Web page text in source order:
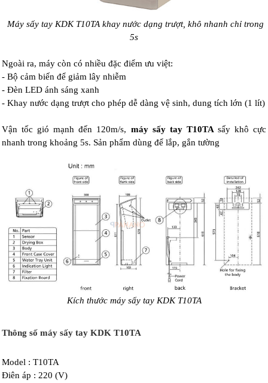
Máy sấy tay KDK T10TA khay nước dạng trượt, khô nhanh chỉ trong
5s
Ngoài ra, máy còn có nhiều đặc điểm ưu việt:
- Bộ cảm biến để giảm lây nhiễm
- Đèn LED ánh sáng xanh
- Khay nước dạng trượt cho phép dễ dàng vệ sinh, dung tích lớn (1 lít)
Vận tốc gió mạnh đến 120m/s, máy sấy tay T10TA sấy khô cực
nhanh trong khoảng 5s. Sản phẩm dùng để lắp, gắn tường
Kích thước máy sấy tay KDK T10TA
Thông số máy sấy tay KDK T10TA
Model : T10TA
Điên áp : 220 (V)